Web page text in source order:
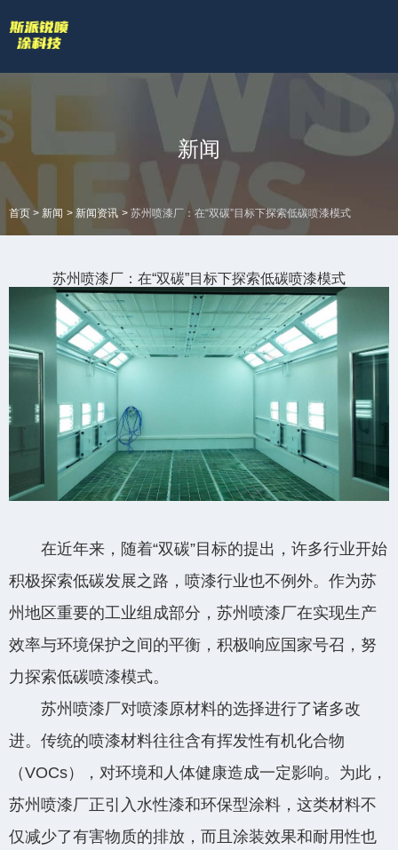
拥有专业的喷涂加工流水线和生产设备
全国服务热线
新闻
首页 > 新闻 > 新闻资讯 > 苏州喷漆厂：在“双碳”目标下探索低碳喷漆模式
苏州喷漆厂：在“双碳”目标下探索低碳喷漆模式
在近年来，随着“双碳”目标的提出，许多行业开始
积极探索低碳发展之路，喷漆行业也不例外。作为苏
州地区重要的工业组成部分，苏州喷漆厂在实现生产
效率与环境保护之间的平衡，积极响应国家号召，努
力探索低碳喷漆模式。
苏州喷漆厂对喷漆原材料的选择进行了诸多改
进。传统的喷漆材料往往含有挥发性有机化合物
（VOCs），对环境和人体健康造成一定影响。为此，
苏州喷漆厂正引入水性漆和环保型涂料，这类材料不
仅减少了有害物质的排放，而且涂装效果和耐用性也